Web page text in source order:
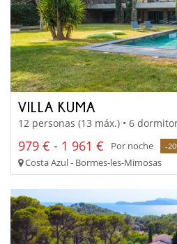
VILLA KUMA
12 personas (13 máx.) • 6
979 € - 1 961 € Por noche -
Costa Azul - Bormes-les-Mimosas